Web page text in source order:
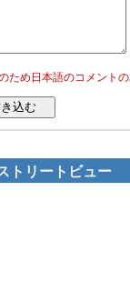
ため日本語のコメント
トリートビュー